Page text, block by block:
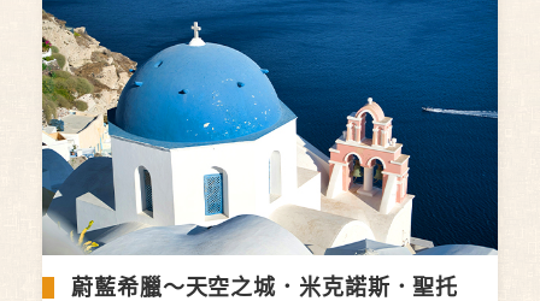
蔚藍希臘～天空之城．米克諾斯．聖托